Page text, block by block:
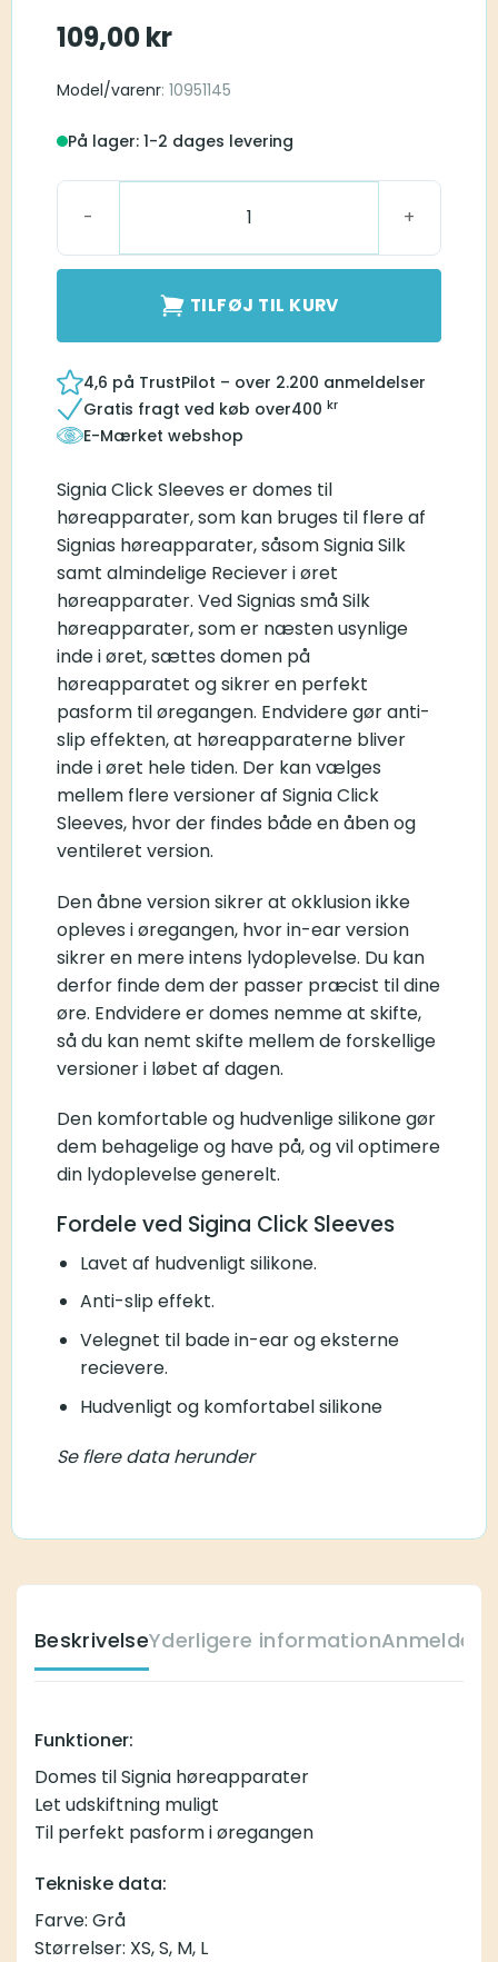
109,00kr
Model/varenr: 10951145
På lager: 1-2 dages levering
Click Sleeve XS Closed antal
TILFØJ TIL KURV
4,6 på TrustPilot – over 2.200 anmeldelser
Gratis fragt ved køb over400 kr
E-Mærket webshop
Signia Click Sleeves er domes til
høreapparater, som kan bruges til flere af
Signias høreapparater, såsom Signia Silk
samt almindelige Reciever i øret
høreapparater. Ved Signias små Silk
høreapparater, som er næsten usynlige
inde i øret, sættes domen på
høreapparatet og sikrer en perfekt
pasform til øregangen. Endvidere gør anti-
slip effekten, at høreapparaterne bliver
inde i øret hele tiden. Der kan vælges
mellem flere versioner af Signia Click
Sleeves, hvor der findes både en åben og
ventileret version.
Den åbne version sikrer at okklusion ikke
opleves i øregangen, hvor in-ear version
sikrer en mere intens lydoplevelse. Du kan
derfor finde dem der passer præcist til dine
øre. Endvidere er domes nemme at skifte,
så du kan nemt skifte mellem de forskellige
versioner i løbet af dagen.
Den komfortable og hudvenlige silikone gør
dem behagelige og have på, og vil optimere
din lydoplevelse generelt.
Fordele ved Sigina Click Sleeves
Lavet af hudvenligt silikone.
Anti-slip effekt.
Velegnet til bade in-ear og eksterne
recievere.
Hudvenligt og komfortabel silikone
Se flere data herunder
BeskrivelseYderligere information
Funktioner:
Domes til Signia høreapparater
Let udskiftning muligt
Til perfekt pasform i øregangen
Tekniske data:
Farve: Grå
Størrelser: XS, S, M, L